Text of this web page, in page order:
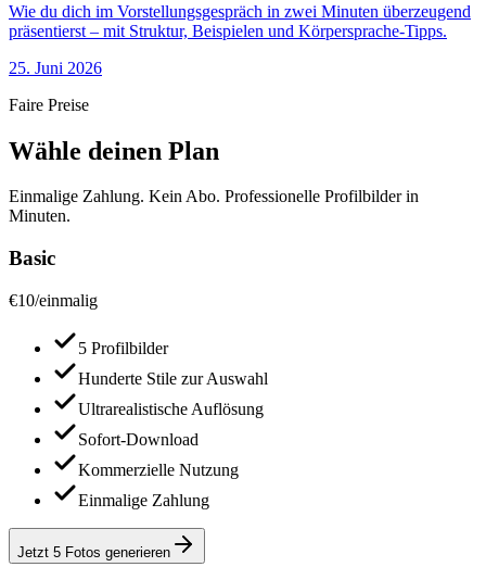
Wie du dich im Vorstellungsgespräch in zwei Minuten überzeugend
präsentierst – mit Struktur, Beispielen und Körpersprache-Tipps.
25. Juni 2026
Faire Preise
Wähle deinen Plan
Einmalige Zahlung. Kein Abo. Professionelle Profilbilder in
Minuten.
Basic
€10/einmalig
5 Profilbilder
Hunderte Stile zur Auswahl
Ultrarealistische Auflösung
Sofort-Download
Kommerzielle Nutzung
Einmalige Zahlung
Jetzt 5 Fotos generieren